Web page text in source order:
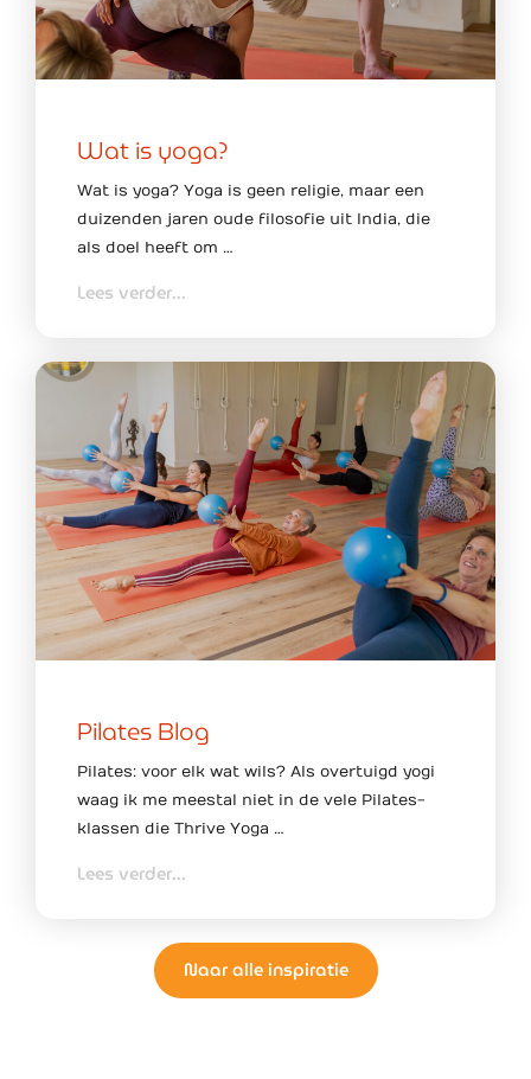
Wat is yoga?
Wat is yoga? Yoga is geen religie, maar een
duizenden jaren oude filosofie uit India, die
als doel heeft om …
Lees verder...
Pilates Blog
Pilates: voor elk wat wils? Als overtuigd yogi
waag ik me meestal niet in de vele Pilates-
klassen die Thrive Yoga …
Lees verder...
Naar alle inspiratie